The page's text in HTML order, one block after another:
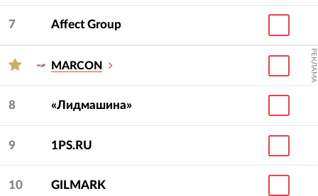
7 Affect Group
MARCON РЕКЛАМА
8 «Лидмашина»
9 1PS.RU
10 GILMARK